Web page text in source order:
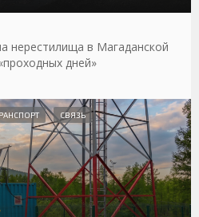
нерестилища в Магаданской
дней»
СВЯЗЬ